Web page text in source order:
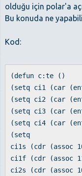
olduğu için polar'a
Bu konuda ne
Kod:
(defun c:te ()
(setq ci1 (car
(setq ci2 (car
(setq ci3 (car
(setq ci4 (car
(setq
ci1s (cdr (assoc
ci1f (cdr (assoc
ci2s (cdr (assoc